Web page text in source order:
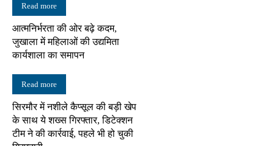
Read more
आत्मनिर्भरता की ओर बढ़े कदम,
जुखाला में महिलाओं की उद्यमिता
कार्यशाला का समापन
Read more
सिरमौर में नशीले कैप्सूल की बड़ी खेप
के साथ ये शख्स गिरफ्तार, डिटेक्शन
टीम ने की कार्रवाई, पहले भी हो चुकी